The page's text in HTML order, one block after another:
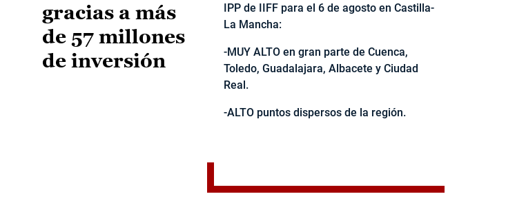
gracias a más
de 57 millones
de inversión
IPP de IIFF para el 6 de agosto en Castilla-
La Mancha:
-MUY ALTO en gran parte de Cuenca,
Toledo, Guadalajara, Albacete y Ciudad
Real.
-ALTO puntos dispersos de la región.